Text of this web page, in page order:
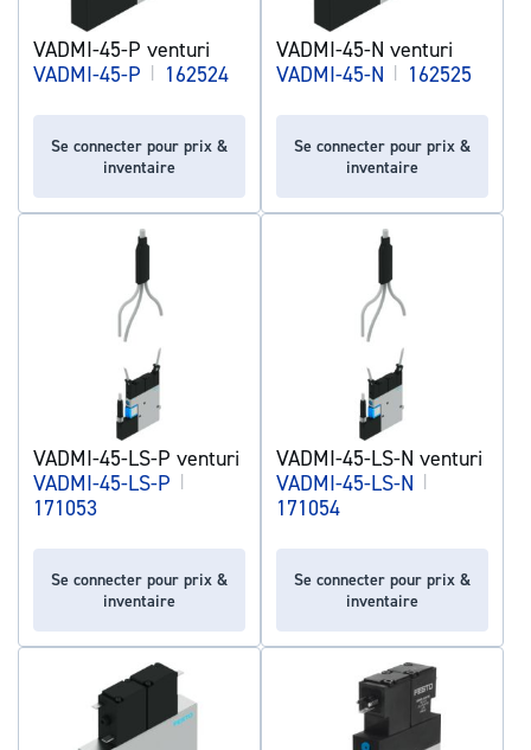
VADMI-45-P venturi
VADMI-45-P | 162524
Se connecter pour prix &
inventaire
VADMI-45-N venturi
VADMI-45-N | 162525
Se connecter pour prix &
inventaire
VADMI-45-LS-P venturi
VADMI-45-LS-P |
171053
Se connecter pour prix &
inventaire
VADMI-45-LS-N venturi
VADMI-45-LS-N |
171054
Se connecter pour prix &
inventaire